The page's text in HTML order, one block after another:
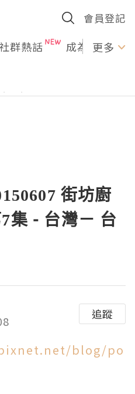
會員登記
社群熱話 成為U更多
街坊廚
集 - 台灣－ 台
追蹤
blog/po